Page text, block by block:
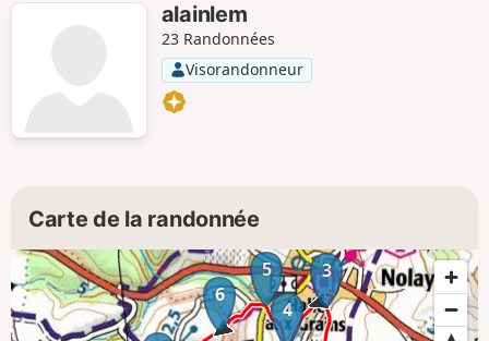
alainlem
23 Randonnées
Visorandonneur
Carte de la randonnée
3
4
5
6